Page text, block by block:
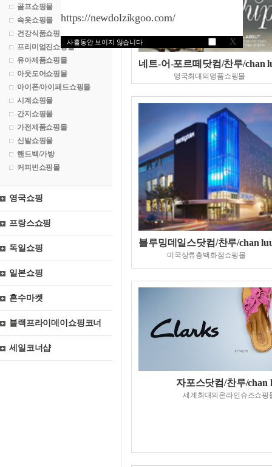
https://newdolzikgoo.com/
사흘동안 보이지 않습니다 X
골프쇼핑몰
속옷쇼핑몰
건강식품쇼핑몰
프리미엄진쇼핑몰
유아제품쇼핑몰
아웃도어쇼핑몰
아이폰/아이패드쇼핑몰
시계쇼핑몰
간지쇼핑몰
가전제품쇼핑몰
신발쇼핑몰
핸드백/가방
커피빈쇼핑몰
영국쇼핑
프랑스쇼핑
독일쇼핑
일본쇼핑
혼수마켓
블랙프라이데이쇼핑코너
세일코너샵
네트-어-포르떼닷컴/찬루/chan
영국최대의명품쇼핑몰
블루밍데일스닷컴/찬루/chan
미국상류층백화점쇼핑몰
자포스닷컴/찬루/chan
세계최대의온라인슈즈쇼핑